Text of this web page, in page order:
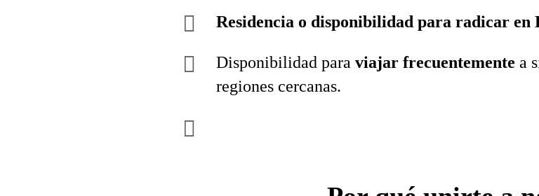
Residencia o disponibilidad para radicar en
Disponibilidad para viajar frecuentemente a
regiones cercanas.